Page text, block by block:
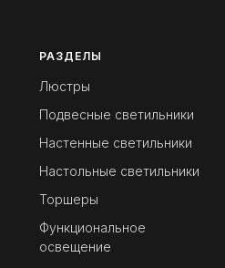
РАЗДЕЛЫ
Люстры
Подвесные светильники
Настенные светильники
Настольные светильники
Торшеры
Функциональное
освещение